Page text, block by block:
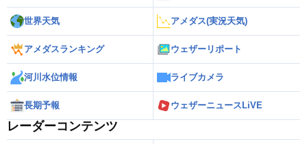
世界天気 アメダス(実況天気)
アメダスランキング ウェザーリポート
河川水位情報 ライブカメラ
長期予報 ウェザーニュースLiVE
レーダーコンテンツ